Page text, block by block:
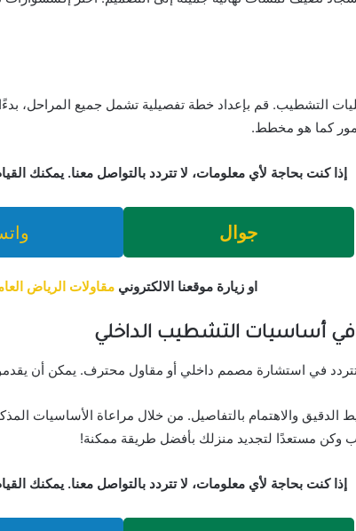
التشطيب. قم بإعداد خطة تفصيلية تشمل جميع المراحل، بدءًا
كما هو مخطط.
إذا كنت بحاجة لأي معلومات، لا تتردد بالتواصل معنا. يمكنك
جوال
او زيارة موقعنا الالكترونيمقاولات الرياض
في أساسيات التشطيب الداخلي
تتردد في استشارة مصمم داخلي أو مقاول محترف. يمكن أن
والاهتمام بالتفاصيل. من خلال مراعاة الأساسيات
وكن مستعدًا لتجديد منزلك بأفضل طريقة ممكنة!
إذا كنت بحاجة لأي معلومات، لا تتردد بالتواصل معنا. يمكنك